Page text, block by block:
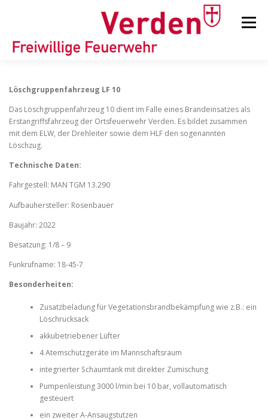
Menü
ORTSFEUERWEHREN
Löschgruppenfahrzeug LF 10
Das Löschgruppenfahrzeug 10 dient im Falle eines Brandeinsatzes als
Erstangriffsfahrzeug der Ortsfeuerwehr Verden. Es bildet zusammen
mit dem ELW, der Drehleiter sowie dem HLF den sogenannten
Löschzug.
Technische Daten:
Fahrgestell: MAN TGM 13.290
Aufbauhersteller: Rosenbauer
Baujahr: 2022
Besatzung: 1/8 – 9
Funkrufname: 18-45-7
Besonderheiten:
Zusatzbeladung für Vegetationsbrandbekämpfung wie z.B.: ein
Löschrucksack
akkubetriebener Lüfter
4 Atemschutzgeräte im Mannschaftsraum
integrierter Schaumtank mit direkter Zumischung
Pumpenleistung 3000 l/min bei 10 bar, vollautomatisch
gesteuert
ein zweiter A-Ansaugstutzen